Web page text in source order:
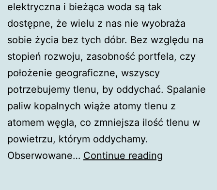
elektryczna i bieżąca woda są tak
dostępne, że wielu z nas nie wyobraża
sobie życia bez tych dóbr. Bez względu na
stopień rozwoju, zasobność portfela, czy
położenie geograficzne, wszyscy
potrzebujemy tlenu, by oddychać. Spalanie
paliw kopalnych wiąże atomy tlenu z
atomem węgla, co zmniejsza ilość tlenu w
powietrzu, którym oddychamy.
Obserwowane… Continue reading